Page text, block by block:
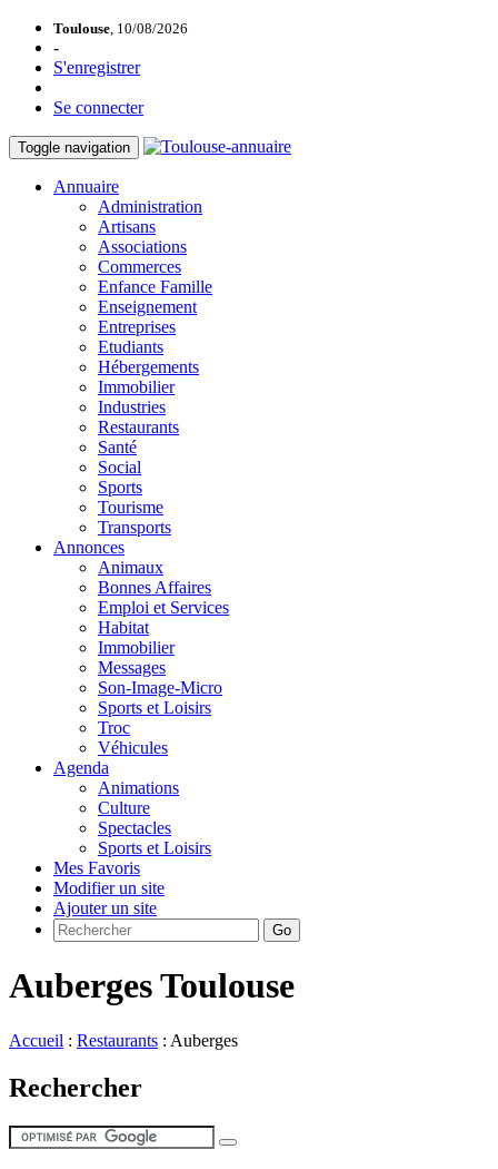
Toulouse, 10/08/2026
-
S'enregistrer
Se connecter
Toggle navigation
Annuaire
Administration
Artisans
Associations
Commerces
Enfance Famille
Enseignement
Entreprises
Etudiants
Hébergements
Immobilier
Industries
Restaurants
Santé
Social
Sports
Tourisme
Transports
Annonces
Animaux
Bonnes Affaires
Emploi et Services
Habitat
Immobilier
Messages
Son-Image-Micro
Sports et Loisirs
Troc
Véhicules
Agenda
Animations
Culture
Spectacles
Sports et Loisirs
Mes Favoris
Modifier un site
Ajouter un site
Go
Auberges Toulouse
Accueil : Restaurants : Auberges
Rechercher